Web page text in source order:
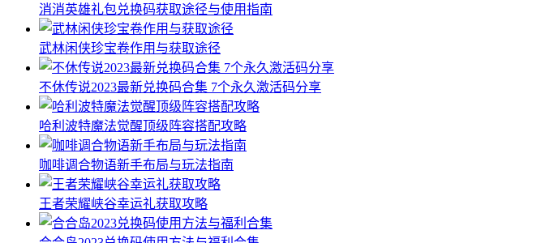
消消英雄礼包兑换码获取途径与使用指南
武林闲侠珍宝卷作用与获取途径
不休传说2023最新兑换码合集 7个永久激活码分享
哈利波特魔法觉醒顶级阵容搭配攻略
咖啡调合物语新手布局与玩法指南
王者荣耀峡谷幸运礼获取攻略